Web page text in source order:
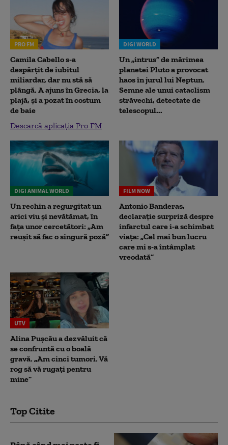
PRO FM
Camila Cabello s-a
despărțit de iubitul
miliardar, dar nu stă să
plângă. A ajuns în Grecia, la
plajă, și a pozat în costum
de baie
Descarcă aplicația Pro FM
DIGI WORLD
Un „intrus” de mărimea
planetei Pluto a provocat
haos în jurul lui Neptun.
Semne ale unui cataclism
străvechi, detectate de
telescopul...
DIGI ANIMAL WORLD
Un rechin a regurgitat un
arici viu și nevătămat, în
fața unor cercetători: „Am
reușit să fac o singură poză”
FILM NOW
Antonio Banderas,
declarație surpriză despre
infarctul care i-a schimbat
viața: „Cel mai bun lucru
care mi s-a întâmplat
vreodată”
UTV
Alina Pușcău a dezvăluit că
se confruntă cu o boală
gravă. „Am cinci tumori. Vă
rog să vă rugați pentru
mine”
Top Citite